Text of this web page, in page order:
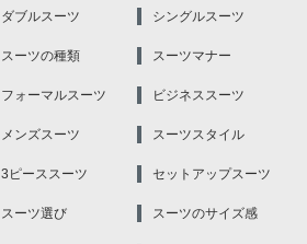
ダブルスーツ シングルスーツ
スーツの種類 スーツマナー
フォーマルスーツ ビジネススーツ
メンズスーツ スーツスタイル
3ピーススーツ セットアップスーツ
スーツ選び スーツのサイズ感